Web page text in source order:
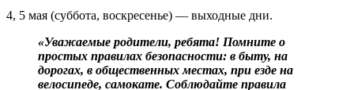
4, 5 мая (суббота, воскресенье) — выходные дни.
«Уважаемые родители, ребята! Помните о
простых правилах безопасности: в быту, на
дорогах, в общественных местах, при езде на
велосипеде, самокате. Соблюдайте правила